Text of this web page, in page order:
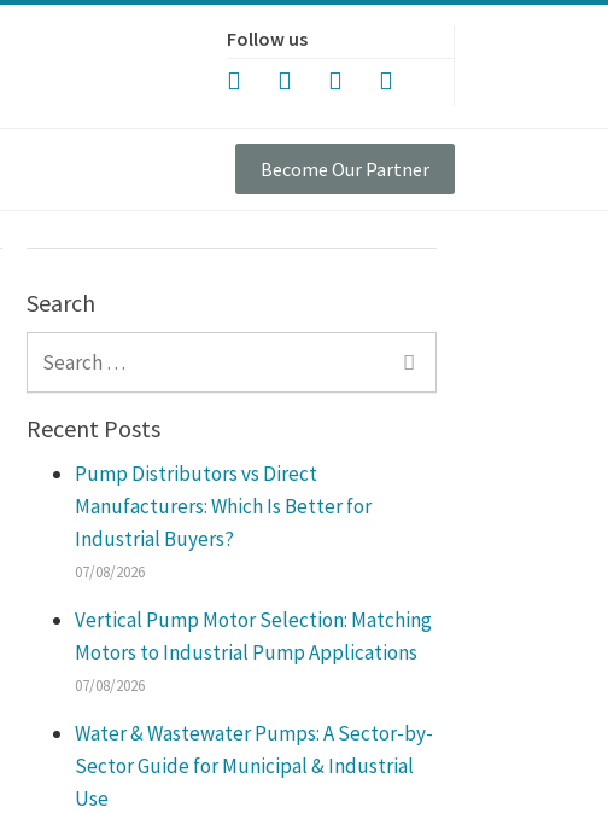
Follow us
Become Our Partner
Search
Search for:
Recent Posts
Pump Distributors vs Direct
Manufacturers: Which Is Better for
Industrial Buyers?
07/08/2026
Vertical Pump Motor Selection: Matching
Motors to Industrial Pump Applications
07/08/2026
Water & Wastewater Pumps: A Sector-by-
Sector Guide for Municipal & Industrial
Use